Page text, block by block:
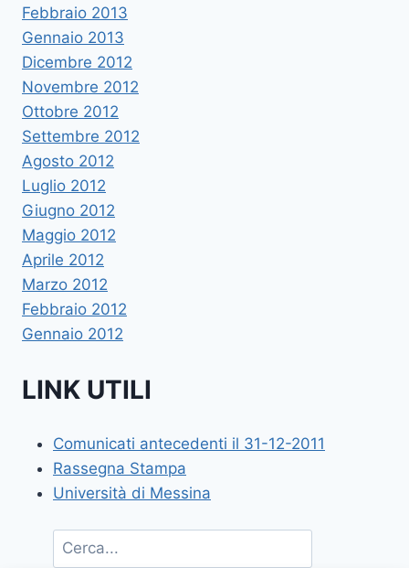
Febbraio 2013
Gennaio 2013
Dicembre 2012
Novembre 2012
Ottobre 2012
Settembre 2012
Agosto 2012
Luglio 2012
Giugno 2012
Maggio 2012
Aprile 2012
Marzo 2012
Febbraio 2012
Gennaio 2012
LINK UTILI
Comunicati antecedenti il 31-12-2011
Rassegna Stampa
Università di Messina